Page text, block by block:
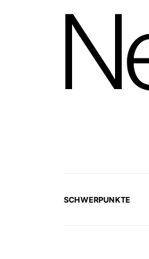
SCHWERPUNKTE